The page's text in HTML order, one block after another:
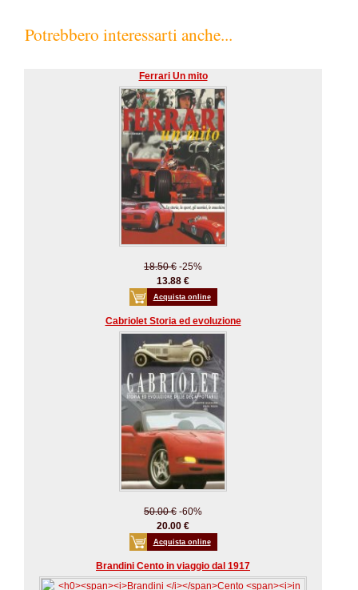
Potrebbero interessarti anche...
Ferrari Un mito
18.50 € -25%
13.88 €
Acquista online
Cabriolet Storia ed evoluzione
50.00 € -60%
20.00 €
Acquista online
Brandini Cento in viaggio dal 1917